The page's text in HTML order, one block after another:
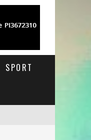
SPORT